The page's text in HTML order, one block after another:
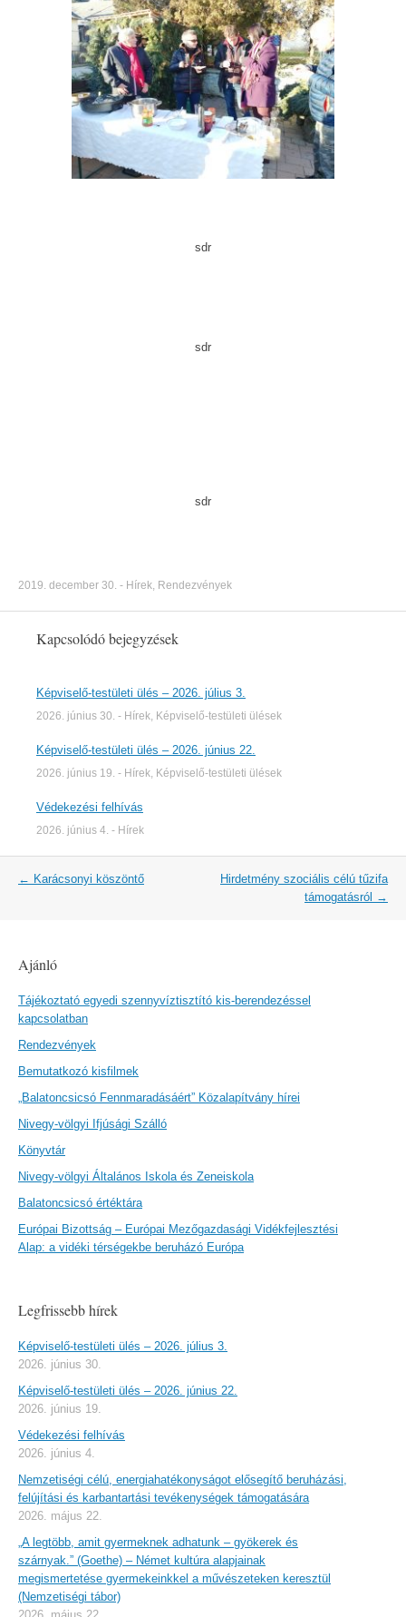
sdr
sdr
sdr
2019. december 30. - Hírek Rendezvények
Kapcsolódó bejegyzések
Képviselő-testületi ülés – 2026. július 3.
2026. június 30. - Hírek Képviselő-testületi ülések
Képviselő-testületi ülés – 2026. június 22.
2026. június 19. - Hírek Képviselő-testületi ülések
Védekezési felhívás
2026. június 4. - Hírek
Post
← Karácsonyi köszöntő
Hirdetmény szociális célú tűzifa
támogatásról →
Ajánló
Tájékoztató egyedi szennyvíztisztító kis-berendezéssel
kapcsolatban
Rendezvények
Bemutatkozó kisfilmek
„Balatoncsicsó Fennmaradásáért” Közalapítvány hírei
Nivegy-völgyi Ifjúsági Szálló
Könyvtár
Nivegy-völgyi Általános Iskola és Zeneiskola
Balatoncsicsó értéktára
Európai Bizottság – Európai Mezőgazdasági Vidékfejlesztési
Alap: a vidéki térségekbe beruházó Európa
Legfrissebb hírek
Képviselő-testületi ülés – 2026. július 3.
2026. június 30.
Képviselő-testületi ülés – 2026. június 22.
2026. június 19.
Védekezési felhívás
2026. június 4.
Nemzetiségi célú, energiahatékonyságot elősegítő beruházási,
felújítási és karbantartási tevékenységek támogatására
2026. május 22.
„A legtöbb, amit gyermeknek adhatunk – gyökerek és
szárnyak.” (Goethe) – Német kultúra alapjainak
megismertetése gyermekeinkkel a művészeteken keresztül
(Nemzetiségi tábor)